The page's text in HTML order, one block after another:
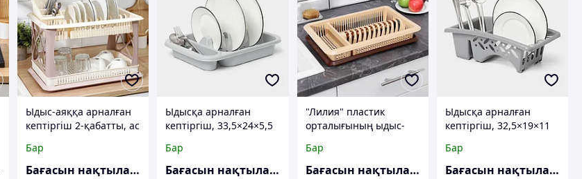
Ыдыс-аяққа арналған
кептіргіш 2-қабатты, ас
кептіргіші бар, түсі
шампан
Бар
Бағасын нақтылаңыз
Ыдысқа арналған
кептіргіш, 33,5×24×5,5
Бар
Бағасын нақтылаңыз
"Лилия" пластик
орталығының ыдыс-
48×30,5×8,5 см, науасы
бар, ҚОСПАСЫ
Бар
Бағасын нақтылаңыз
Ыдысқа арналған
кептіргіш, 32,5×19×11
Бар
Бағасын нақтылаңыз